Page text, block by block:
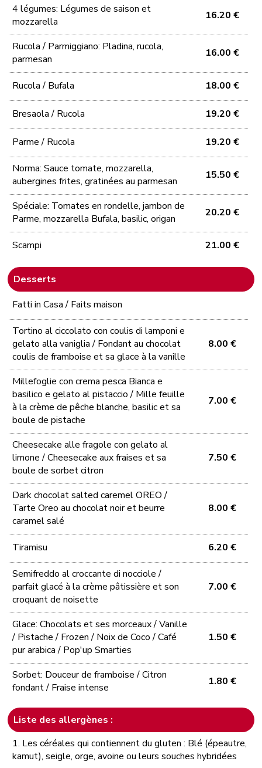
4 légumes: Légumes de saison et
mozzarella
16.20 €
Rucola / Parmiggiano: Pladina, rucola,
parmesan
16.00 €
Rucola / Bufala 18.00 €
Bresaola / Rucola 19.20 €
Parme / Rucola 19.20 €
Norma: Sauce tomate, mozzarella,
aubergines frites, gratinées au parmesan
15.50 €
Spéciale: Tomates en rondelle, jambon de
Parme, mozzarella Bufala, basilic, origan
20.20 €
Scampi 21.00 €
Desserts
Fatti in Casa / Faits maison
Tortino al ciccolato con coulis di lamponi e
gelato alla vaniglia / Fondant au chocolat
coulis de framboise et sa glace à la vanille
8.00 €
Millefoglie con crema pesca Bianca e
basilico e gelato al pistaccio / Mille feuille
à la crème de pêche blanche, basilic et sa
boule de pistache
7.00 €
Cheesecake alle fragole con gelato al
limone / Cheesecake aux fraises et sa
boule de sorbet citron
7.50 €
Dark chocolat salted caremel OREO /
Tarte Oreo au chocolat noir et beurre
caramel salé
8.00 €
Tiramisu 6.20 €
Semifreddo al croccante di nocciole /
parfait glacé à la crème pâtissière et son
croquant de noisette
7.00 €
Glace: Chocolats et ses morceaux / Vanille
/ Pistache / Frozen / Noix de Coco / Café
pur arabica / Pop'up Smarties
1.50 €
Sorbet: Douceur de framboise / Citron
fondant / Fraise intense
1.80 €
Liste des allergènes :
1. Les céréales qui contiennent du gluten : Blé (épeautre,
kamut), seigle, orge, avoine ou leurs souches hybridées